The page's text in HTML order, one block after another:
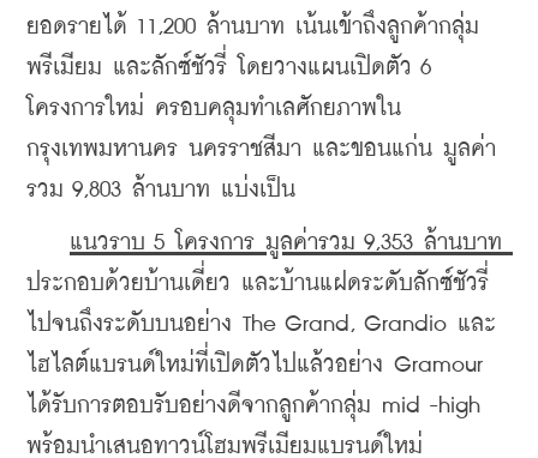
ยอดรายได้ 11,200 ล้านบาท เน้นเข้าถึงลูกค้ากลุ่ม
พรีเมียม และลักซ์ชัวรี่ โดยวางแผนเปิดตัว 6
โครงการใหม่ ครอบคลุมทำเลศักยภาพใน
กรุงเทพมหานคร นครราชสีมา และขอนแก่น มูลค่า
รวม 9,803 ล้านบาท แบ่งเป็น
ประกอบด้วยบ้านเดี่ยว และบ้านแฝดระดับลักซ์ชัวรี่
ไปจนถึงระดับบนอย่าง The Grand, Grandio และ
ไฮไลต์แบรนด์ใหม่ที่เปิดตัวไปแล้วอย่าง Gramour
ได้รับการตอบรับอย่างดีจากลูกค้ากลุ่ม mid -high
พร้อมนำเสนอทาวน์โฮมพรีเมียมแบรนด์ใหม่